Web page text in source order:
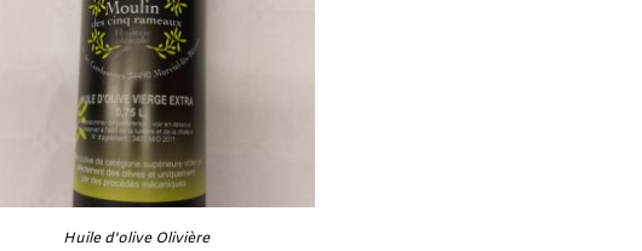
Huile d'olive Olivière